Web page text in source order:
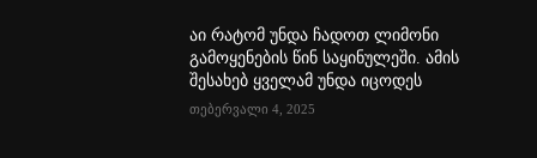
აი რატომ უნდა ჩადოთ ლიმონი
გამოყენების წინ საყინულეში. ამის
შესახებ ყველამ უნდა იცოდეს
თებერვალი 4, 2025